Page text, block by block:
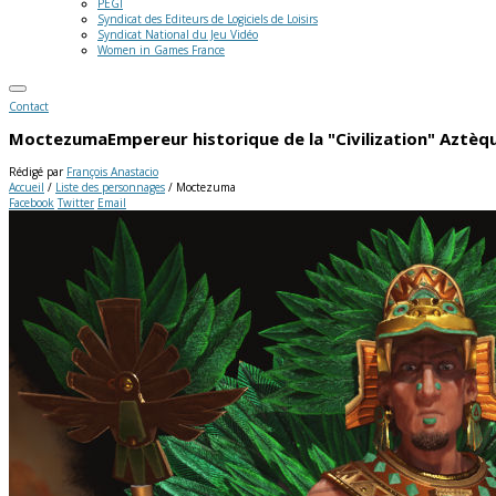
PEGI
Syndicat des Editeurs de Logiciels de Loisirs
Syndicat National du Jeu Vidéo
Women in Games France
Contact
MoctezumaEmpereur historique de la "Civilization"
Rédigé par François Anastacio
Accueil / Liste des personnages / Moctezuma
Facebook Twitter Email